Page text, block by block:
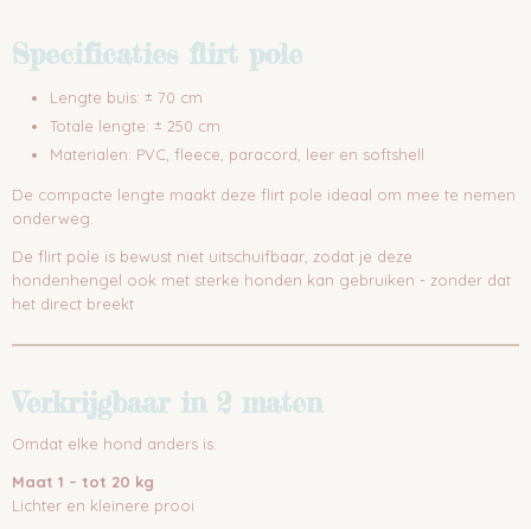
Specificaties flirt pole
Lengte buis: ± 70 cm
Totale lengte: ± 250 cm
Materialen: PVC, fleece, paracord, leer en softshell
De compacte lengte maakt deze flirt pole ideaal om mee te nemen
onderweg.
De flirt pole is bewust niet uitschuifbaar, zodat je deze
hondenhengel ook met sterke honden kan gebruiken - zonder dat
het direct breekt
Verkrijgbaar in 2 maten
Omdat elke hond anders is:
Maat 1 – tot 20 kg
Lichter en kleinere prooi